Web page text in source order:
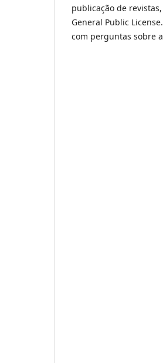
publicação de
General Public
com perguntas sobre